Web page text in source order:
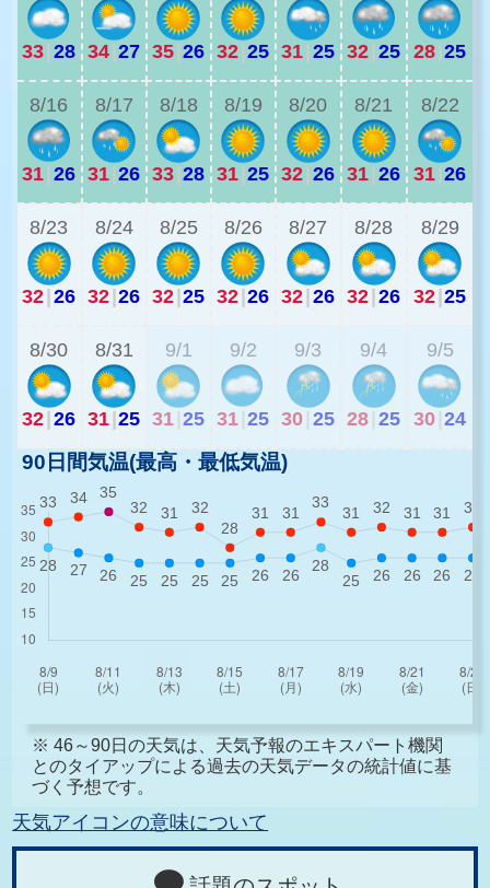
33|28 34|27 35|26 32|25 31|25 32|25 28|25
8/16
31|26
8/17
31|26
8/18
33|28
8/19
31|25
8/20
32|26
8/21
31|26
8/22
31|26
8/23
32|26
8/24
32|26
8/25
32|25
8/26
32|26
8/27
32|26
8/28
32|26
8/29
32|25
8/30
32|26
8/31
31|25
9/1
31 25
9/2
31 25
9/3
30 25
9/4
28 25
9/5
30 24
90日間気温(最高・最低気温)
※ 46～90日の天気は、天気予報のエキスパート機関
とのタイアップによる過去の天気データの統計値に基
づく予想です。
天気アイコンの意味について